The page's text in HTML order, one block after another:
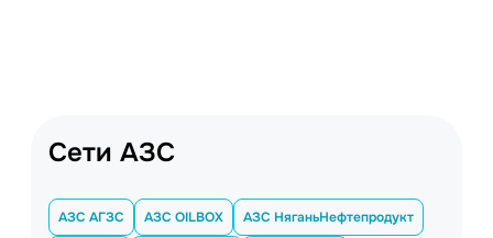
Сети АЗС
АЗС АГЗС АЗС OILBOX АЗС НяганьНефтепродукт